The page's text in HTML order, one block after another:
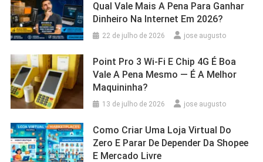
Qual Vale Mais A Pena Para Ganhar
Dinheiro Na Internet Em 2026?
22 de julho de 2026 jose augusto
Point Pro 3 Wi‑Fi E Chip 4G É Boa
Vale A Pena Mesmo — É A Melhor
Maquininha?
13 de julho de 2026 jose augusto
Como Criar Uma Loja Virtual Do
Zero E Parar De Depender Da Shopee
E Mercado Livre